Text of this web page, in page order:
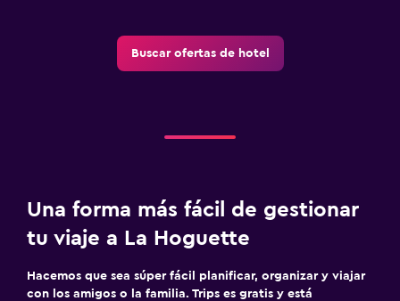
Buscar ofertas de hotel
Una forma más fácil de gestionar
tu viaje a La Hoguette
Hacemos que sea súper fácil planificar, organizar y viajar
con los amigos o la familia. Trips es gratis y está